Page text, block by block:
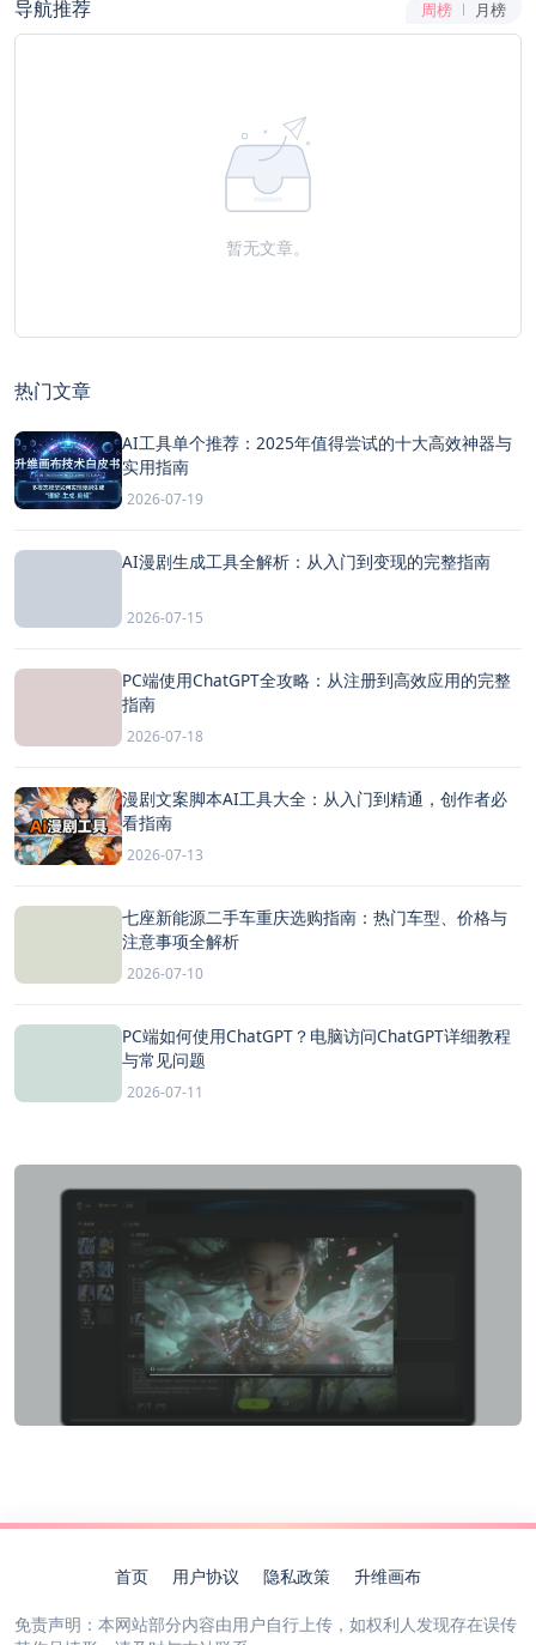
导航推荐 周榜 月榜
暂无文章。
热门文章
AI工具单个推荐：2025年值得尝试的十大高效神器与
实用指南
2026-07-19
AI漫剧生成工具全解析：从入门到变现的完整指南
2026-07-15
PC端使用ChatGPT全攻略：从注册到高效应用的完整
指南
2026-07-18
漫剧文案脚本AI工具大全：从入门到精通，创作者必
看指南
2026-07-13
七座新能源二手车重庆选购指南：热门车型、价格与
注意事项全解析
2026-07-10
PC端如何使用ChatGPT？电脑访问ChatGPT详细教程
与常见问题
2026-07-11
首页 用户协议 隐私政策 升维画布
免责声明：本网站部分内容由用户自行上传，如权利人发现存在误传